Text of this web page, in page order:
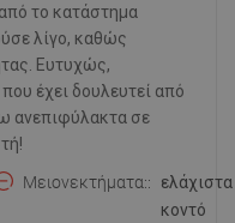
το κατάστημα
λίγο, καθώς
Ευτυχώς,
έχει δουλευτεί από
ανεπιφύλακτα σε
Μειονεκτήματα:
ελάχιστα
κοντό